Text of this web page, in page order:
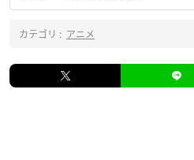
カテゴリ : アニメ